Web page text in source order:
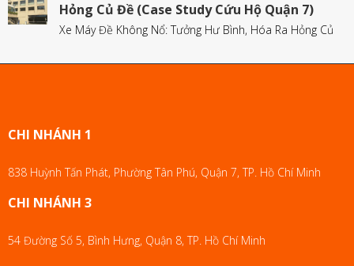
Hỏng Củ Đề (Case Study Cứu Hộ Quận 7)
Xe Máy Đề Không Nổ: Tưởng Hư Bình, Hóa Ra Hỏng Củ
CHI NHÁNH 1
838 Huỳnh Tấn Phát, Phường Tân Phú, Quận 7, TP. Hồ Chí Minh
CHI NHÁNH 3
54 Đường Số 5, Bình Hưng, Quận 8, TP. Hồ Chí Minh